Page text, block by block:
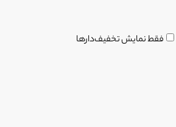
فقط نمایش تخفیف‌دارها